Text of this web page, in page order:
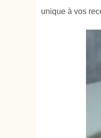
unique à vos